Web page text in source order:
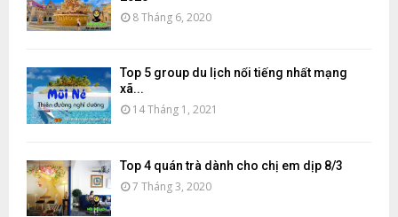
8 Tháng 6, 2020
Top 5 group du lịch nổi tiếng nhất mạng
xã...
14 Tháng 1, 2021
Top 4 quán trà dành cho chị em dịp 8/3
7 Tháng 3, 2020